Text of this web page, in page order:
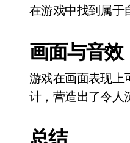
在游戏中找到属于
画面与音效
游戏在画面表现上
计，营造出了令人
总结